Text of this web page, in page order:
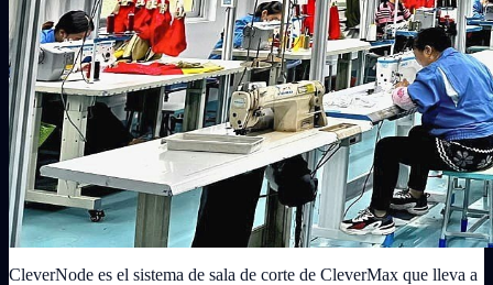
CleverNode es el sistema de sala de corte de CleverMax que lleva a